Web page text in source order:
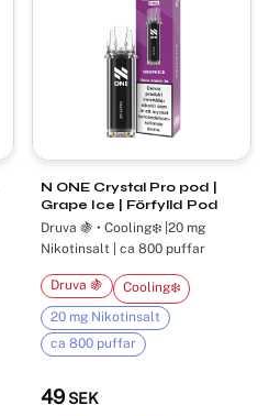
N ONE Crystal Pro pod |
Grape Ice | Förfylld Pod
Druva 🍇 • Cooling❄️ |20 mg
Nikotinsalt | ca 800 puffar
49 SEK
Druva 🍇
Cooling❄️
20 mg Nikotinsalt
ca 800 puffar